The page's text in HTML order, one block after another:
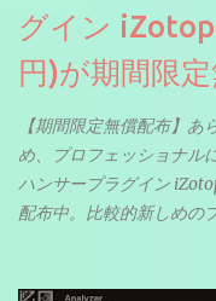
グイン
円)が期間限
【期間限定無償配布】
め、プロフェッショナル
ハンサープラグイン
配布中。比較的新しめの